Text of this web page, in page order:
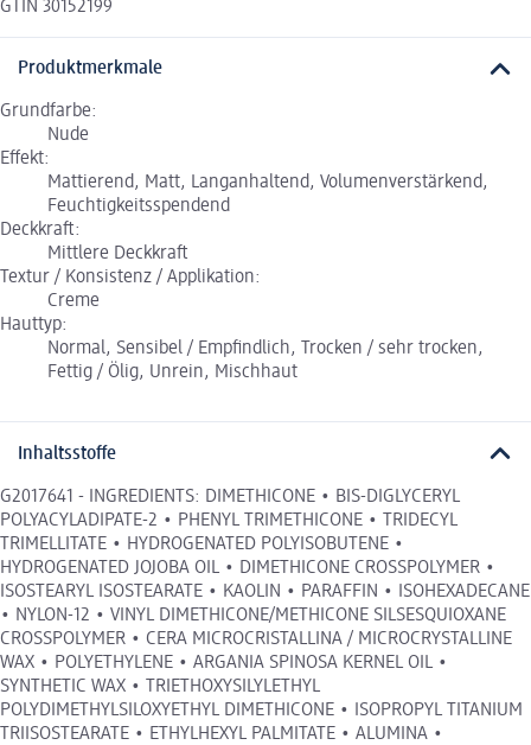
GTIN 30152199
Produktmerkmale
Grundfarbe:
Nude
Effekt:
Mattierend, Matt, Langanhaltend, Volumenverstärkend,
Feuchtigkeitsspendend
Deckkraft:
Mittlere Deckkraft
Textur / Konsistenz / Applikation:
Creme
Hauttyp:
Normal, Sensibel / Empfindlich, Trocken / sehr trocken,
Fettig / Ölig, Unrein, Mischhaut
Inhaltsstoffe
G2017641 - INGREDIENTS: DIMETHICONE • BIS-DIGLYCERYL
POLYACYLADIPATE-2 • PHENYL TRIMETHICONE • TRIDECYL
TRIMELLITATE • HYDROGENATED POLYISOBUTENE •
HYDROGENATED JOJOBA OIL • DIMETHICONE CROSSPOLYMER •
ISOSTEARYL ISOSTEARATE • KAOLIN • PARAFFIN • ISOHEXADECANE
• NYLON-12 • VINYL DIMETHICONE/METHICONE SILSESQUIOXANE
CROSSPOLYMER • CERA MICROCRISTALLINA / MICROCRYSTALLINE
WAX • POLYETHYLENE • ARGANIA SPINOSA KERNEL OIL •
SYNTHETIC WAX • TRIETHOXYSILYLETHYL
POLYDIMETHYLSILOXYETHYL DIMETHICONE • ISOPROPYL TITANIUM
TRIISOSTEARATE • ETHYLHEXYL PALMITATE • ALUMINA •